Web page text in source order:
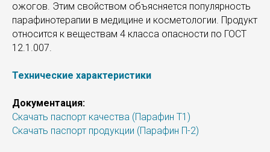
ожогов. Этим свойством объясняется популярность
парафинотерапии в медицине и косметологии. Продукт
относится к веществам 4 класса опасности по ГОСТ
12.1.007.
Технические характеристики
Документация:
Скачать паспорт качества (Парафин Т1)
Скачать паспорт продукции (Парафин П-2)